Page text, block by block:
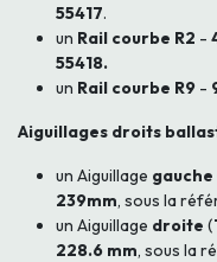
55417.
un Rail courbe R2 -
55418.
un Rail courbe R9 -
Aiguillages droits
un Aiguillage gauche
239mm, sous la
un Aiguillage droite (
228.6 mm, sous la